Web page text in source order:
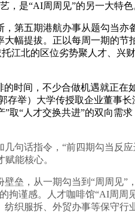
“AI周周见”的另一大特
五期港航办事从题勾当亦
幅提拔。正以每周一期的
江北的区位劣势聚人才、
间，不少合做机遇就正在
举）大学传授取企业董事
取“人才交换共进”的双向
话指令，“前四期勾当反
能核心。
，从一期勾当到“周周见”
拘谨感。人才咖啡馆“AI周
织服拆、外贸办事等保守